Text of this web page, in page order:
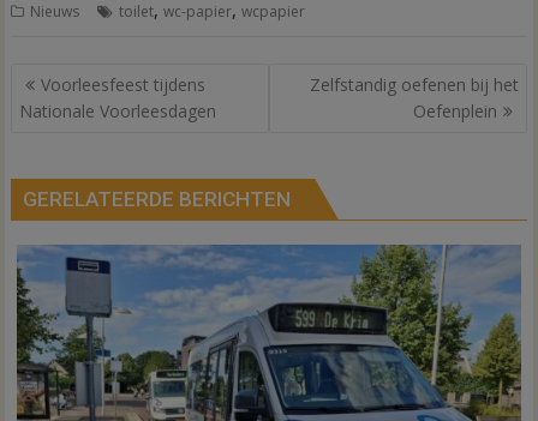
Nieuws toilet,wc-papier,wcpapier
Bericht
navigatie
Voorleesfeest tijdens
Nationale Voorleesdagen
Zelfstandig oefenen bij het
Oefenplein
GERELATEERDE BERICHTEN